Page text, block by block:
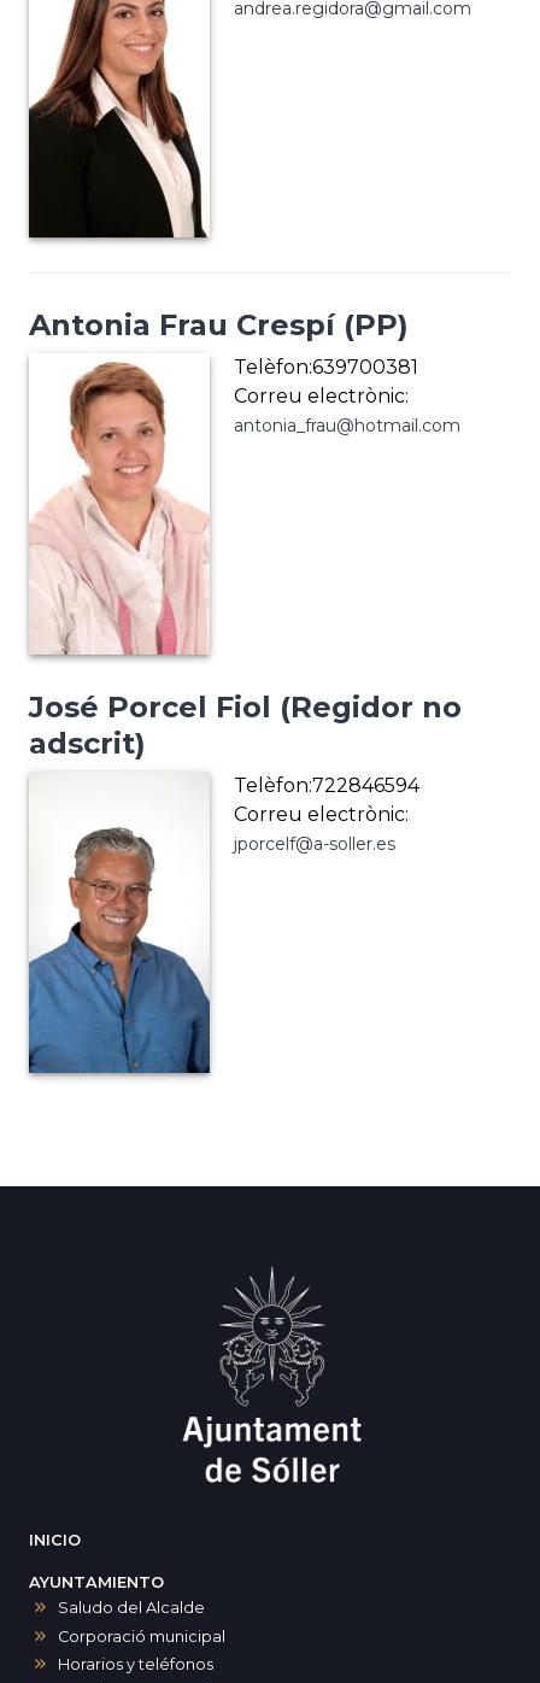
andrea.regidora@gmail.com
Antonia Frau Crespí (PP)
Telèfon:639700381
Correu electrònic:
antonia_frau@hotmail.com
José Porcel Fiol (Regidor no
adscrit)
Telèfon:722846594
Correu electrònic:
jporcelf@a-soller.es
INICIO
AYUNTAMIENTO
Saludo del Alcalde
Corporació municipal
Horarios y teléfonos